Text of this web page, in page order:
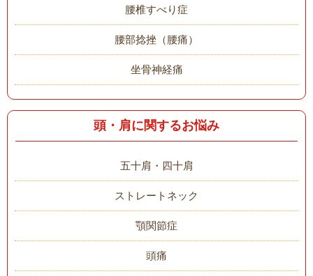
腰椎すべり症
腰部捻挫（腰痛）
坐骨神経痛
頭・肩に関するお悩み
五十肩・四十肩
ストレートネック
顎関節症
頭痛